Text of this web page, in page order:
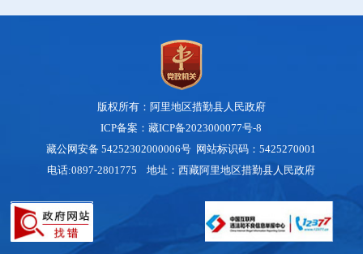
版权所有：阿里地区措勤县人民政府
ICP备案：藏ICP备2023000077号-8
藏公网安备 54252302000006号 网站标识码：5425270001
电话:0897-2801775 地址：西藏阿里地区措勤县人民政府